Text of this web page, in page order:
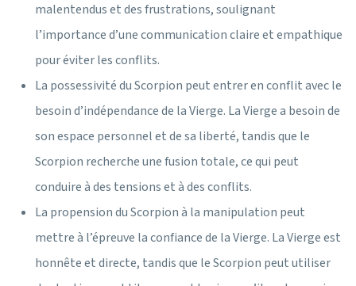
malentendus et des frustrations, soulignant
l’importance d’une communication claire et empathique
pour éviter les conflits.
La possessivité du Scorpion peut entrer en conflit avec le
besoin d’indépendance de la Vierge. La Vierge a besoin de
son espace personnel et de sa liberté, tandis que le
Scorpion recherche une fusion totale, ce qui peut
conduire à des tensions et à des conflits.
La propension du Scorpion à la manipulation peut
mettre à l’épreuve la confiance de la Vierge. La Vierge est
honnête et directe, tandis que le Scorpion peut utiliser